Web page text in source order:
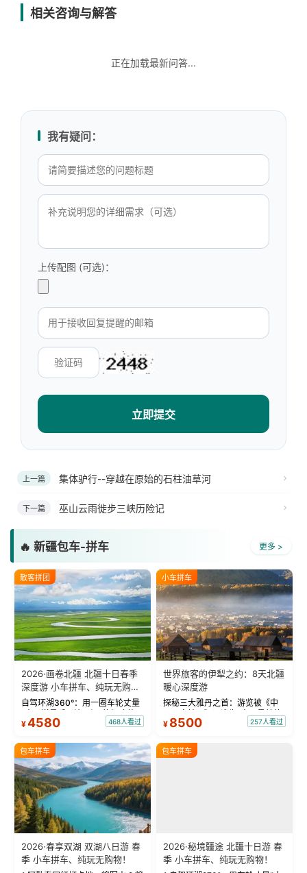
相关咨询与解答
正在加载最新问答...
我有疑问：
上传配图 (可选)：
立即提交
上一篇 集体驴行--穿越在原始的石柱油草河
下一篇 巫山云雨徙步三峡历险记
🔥 新疆包车-拼车 更多 >
散客拼团
2026·画卷北疆 北疆十日春季
深度游 小车拼车、纯玩无购
物！
自驾环湖360°：用一圈车轮丈量
“大西洋最后一滴眼泪”的极致蔚
蓝。 赛湖旅拍：甄选多款风格服
绝美瞬间。 赛湖坦克300跟车视
频：专业摄影师...
¥4580 468人看过
小车拼车
世界旅客的伊犁之约：8天北疆
暖心深度游
探秘三大雅丹之首：游览被《中
国国家地理》评选为“中国最美的
三大雅丹”第一名的克拉玛依魔鬼
瓦人最大村落——禾木村，欣赏
晨雾与小木...
¥ 8500 257人看过
包车拼车
2026·春享双湖 双湖八日游 春
季 小车拼车、纯玩无购物！
包车拼车
2026·秘境疆途 北疆十日游 春
季 小车拼车、纯玩无购物！